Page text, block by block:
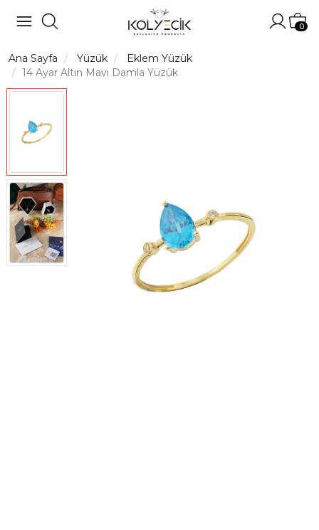
0
Ana Sayfa Yüzük
Eklem Yüzük
14 Ayar Altın Mavi Damla Yüzük